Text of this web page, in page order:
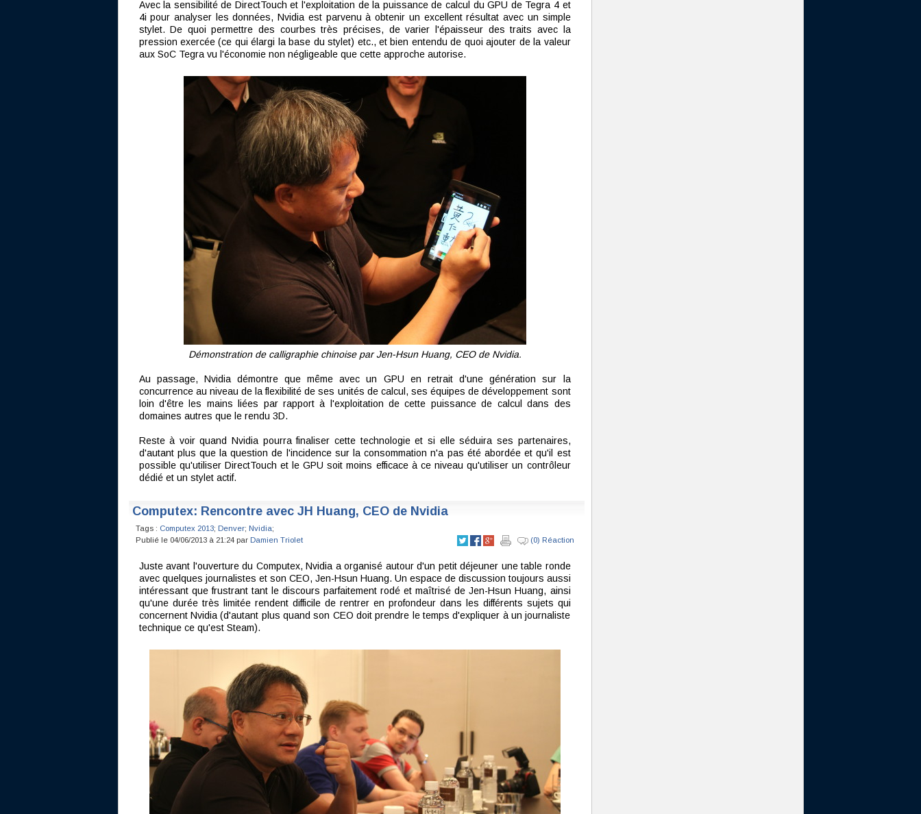
Avec la sensibilité de DirectTouch et l'exploitation de la puissance de calcul du GPU de Tegra 4 et
4i pour analyser les données, Nvidia est parvenu à obtenir un excellent résultat avec un simple
stylet. De quoi permettre des courbes très précises, de varier l'épaisseur des traits avec la
pression exercée (ce qui élargi la base du stylet) etc., et bien entendu de quoi ajouter de la valeur
aux SoC Tegra vu l'économie non négligeable que cette approche autorise.
Démonstration de calligraphie chinoise par Jen-Hsun Huang, CEO de Nvidia.
Au passage, Nvidia démontre que même avec un GPU en retrait d'une génération sur la
concurrence au niveau de la flexibilité de ses unités de calcul, ses équipes de développement sont
loin d'être les mains liées par rapport à l'exploitation de cette puissance de calcul dans des
domaines autres que le rendu 3D.
Reste à voir quand Nvidia pourra finaliser cette technologie et si elle séduira ses partenaires,
d'autant plus que la question de l'incidence sur la consommation n'a pas été abordée et qu'il est
possible qu'utiliser DirectTouch et le GPU soit moins efficace à ce niveau qu'utiliser un contrôleur
dédié et un stylet actif.
Computex: Rencontre avec JH Huang, CEO de Nvidia
Tags : Computex 2013; Denver; Nvidia;
Publié le 04/06/2013 à 21:24 par Damien Triolet (0) Réaction
Juste avant l'ouverture du Computex, Nvidia a organisé autour d'un petit déjeuner une table ronde
avec quelques journalistes et son CEO, Jen-Hsun Huang. Un espace de discussion toujours aussi
intéressant que frustrant tant le discours parfaitement rodé et maîtrisé de Jen-Hsun Huang, ainsi
qu'une durée très limitée rendent difficile de rentrer en profondeur dans les différents sujets qui
concernent Nvidia (d'autant plus quand son CEO doit prendre le temps d'expliquer à un journaliste
technique ce qu'est Steam).